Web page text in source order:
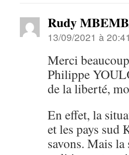
Rudy
13/09/2021 à 20:41
Merci
Philippe
de la liberté,
En effet, la
et les pays sud
savons. Mais